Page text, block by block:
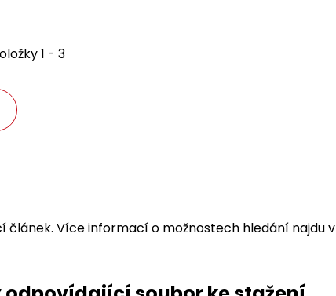
1 - 3
článek. Více informací o možnostech hledání najdu v